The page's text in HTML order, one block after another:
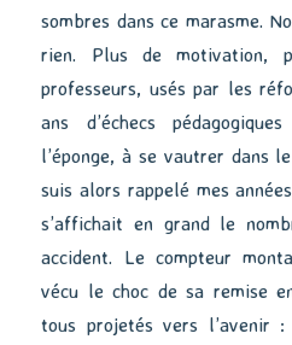
sombres dans ce marasme.
rien. Plus de motivation,
professeurs, usés par les
ans d’échecs
l’éponge, à se vautrer dans
suis alors rappelé mes
s’affichait en grand le
accident. Le compteur
vécu le choc de sa remise
tous projetés vers l’avenir